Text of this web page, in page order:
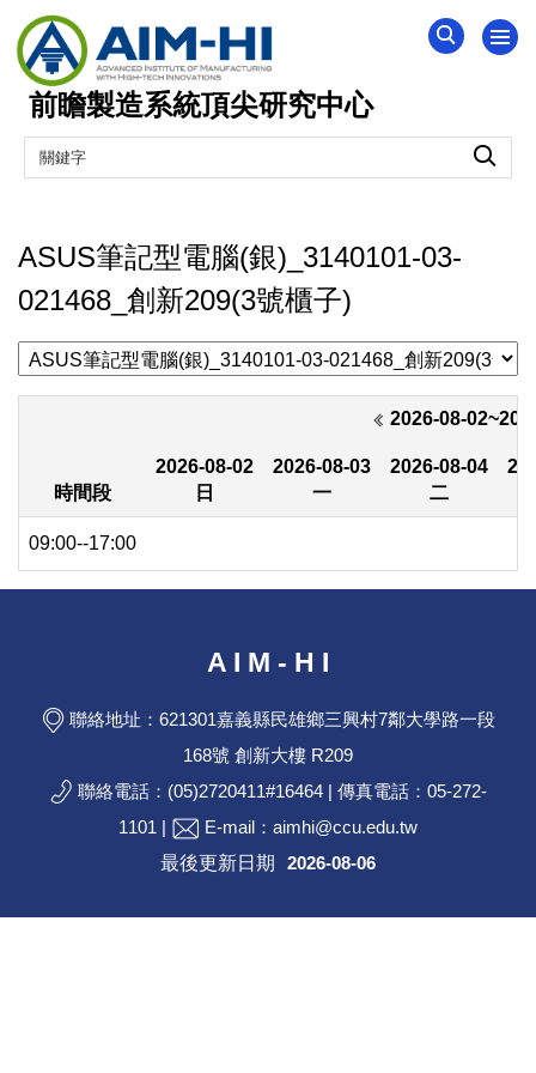
跳
到
主
要
內
前瞻製造系統頂尖研究中心
ASUS筆記型電腦(銀)_3140101-03-
021468_創新209(3號櫃子)
2026-08-
時間段
2026-08-02
日
2026-08-03
一
2026-08-04
二
09:00--17:00
A I M - H I
聯絡地址：621301嘉義縣民雄鄉三興村7鄰大學路一段
168號 創新大樓 R209
聯絡電話：(05)2720411#16464 | 傳真電話：05-272-
1101 |
E-mail：aimhi@ccu.edu.tw
最後更新日期
2026-08-06